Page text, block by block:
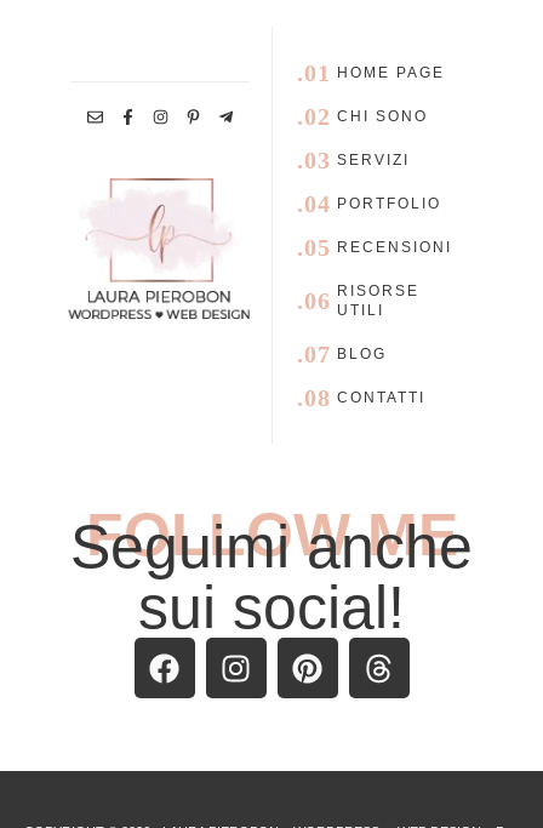
.01 HOME PAGE
.02 CHI SONO
.03 SERVIZI
.04 PORTFOLIO
.05 RECENSIONI
.06 RISORSE
UTILI
.07 BLOG
.08 CONTATTI
FOLLOW ME
Seguimi anche
sui social!